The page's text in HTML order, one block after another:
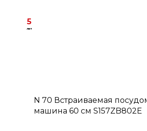
5
лет
N 70 Встраиваемая
машина 60 см S157ZB802E